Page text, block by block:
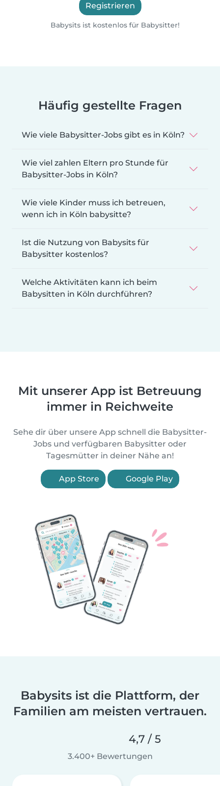
Registrieren
Babysits ist kostenlos für Babysitter!
Häufig gestellte Fragen
Wie viele Babysitter-Jobs gibt es in Köln?
Wie viel zahlen Eltern pro Stunde für
Babysitter-Jobs in Köln?
Wie viele Kinder muss ich betreuen,
wenn ich in Köln babysitte?
Ist die Nutzung von Babysits für
Babysitter kostenlos?
Welche Aktivitäten kann ich beim
Babysitten in Köln durchführen?
Mit unserer App ist Betreuung
immer in Reichweite
Sehe dir über unsere App schnell die Babysitter-
Jobs und verfügbaren Babysitter oder
Tagesmütter in deiner Nähe an!
App Store Google Play
Babysits ist die Plattform, der
Familien am meisten vertrauen.
4,7 / 5
3.400+ Bewertungen